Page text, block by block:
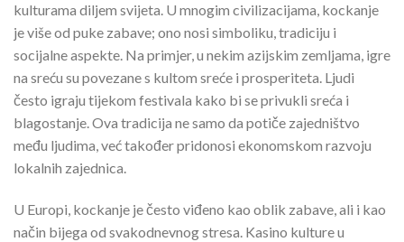
kulturama diljem svijeta. U mnogim civilizacijama, kockanje
je više od puke zabave; ono nosi simboliku, tradiciju i
socijalne aspekte. Na primjer, u nekim azijskim zemljama, igre
na sreću su povezane s kultom sreće i prosperiteta. Ljudi
često igraju tijekom festivala kako bi se privukli sreća i
blagostanje. Ova tradicija ne samo da potiče zajedništvo
među ljudima, već također pridonosi ekonomskom razvoju
lokalnih zajednica.
U Europi, kockanje je često viđeno kao oblik zabave, ali i kao
način bijega od svakodnevnog stresa. Kasino kulture u